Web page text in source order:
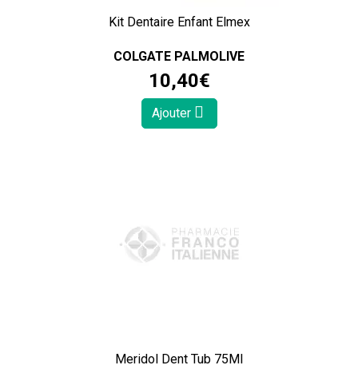
Kit Dentaire Enfant Elmex
COLGATE PALMOLIVE
10,40€
Ajouter
Meridol Dent Tub 75Ml